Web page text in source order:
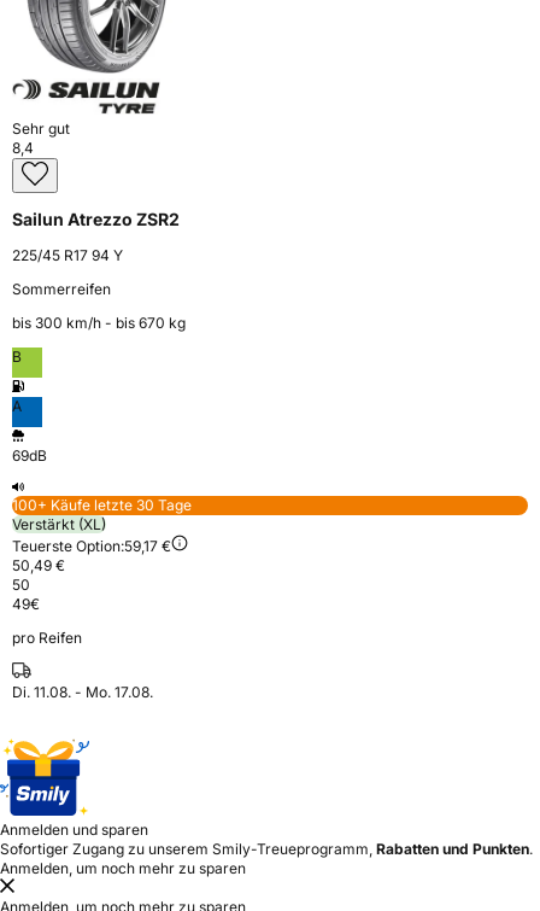
Sehr gut
8,4
Sailun Atrezzo ZSR2
225/45 R17 94 Y
Sommerreifen
bis 300 km⁠/⁠h - bis 670 kg
B
A
69dB
100+ Käufe letzte 30 Tage
Verstärkt (XL)
Teuerste Option:59,17 €
50,49 €
50
49€
pro Reifen
Di. 11.08. - Mo. 17.08.
Anmelden und sparen
Sofortiger Zugang zu unserem Smily-Treueprogramm, Rabatten und Punkten.
Anmelden, um noch mehr zu sparen
Anmelden, um noch mehr zu sparen